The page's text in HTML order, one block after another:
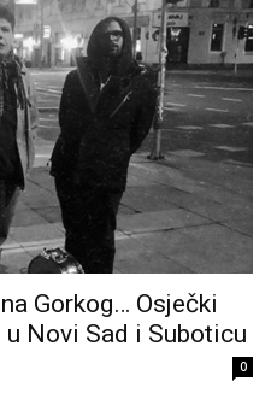
Gorkog… Osječki
Novi Sad i Suboticu
0